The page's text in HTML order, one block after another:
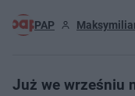
PAP
Już we wrześniu